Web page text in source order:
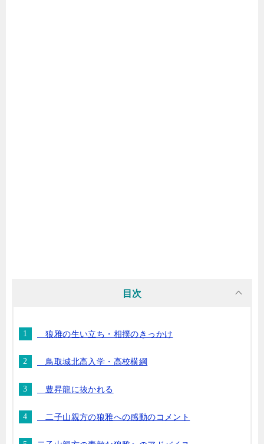
目次
狼雅の生い立ち・相撲のきっかけ
鳥取城北高入学・高校横綱
豊昇龍に抜かれる
二子山親方の狼雅への感動のコメント